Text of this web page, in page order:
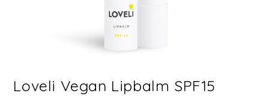
Loveli Vegan Lipbalm SPF15